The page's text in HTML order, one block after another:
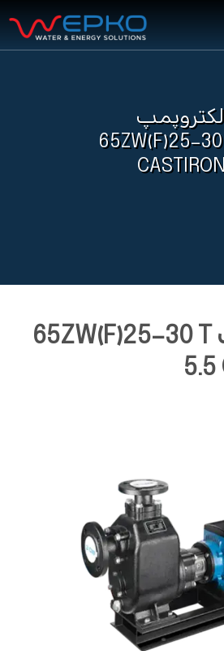
65ZW(F)25-
الکتروپمپ 65ZW(F)25-30 T